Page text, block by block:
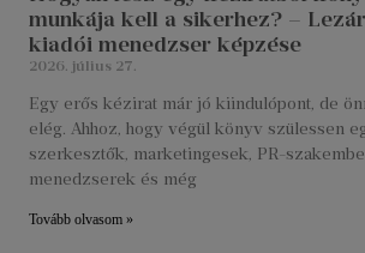
munkája kell a sikerhez? –
kiadói menedzser képzése
2026. július 27.
Egy erős kézirat már jó kiindulópont, de
elég. Ahhoz, hogy végül könyv szülessen
szerkesztők, marketingesek, PR-
menedzserek és még
Tovább olvasom »